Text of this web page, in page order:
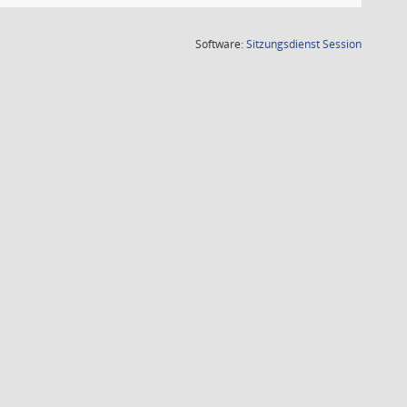
Software:SitzungsdienstSession(Wird in